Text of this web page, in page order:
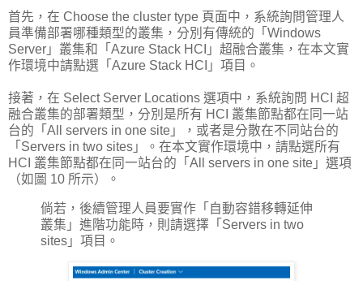
首先，在 Choose the cluster type 頁面中，系統詢問管理人
員準備部署哪種類型的叢集，分別有傳統的「Windows
Server」叢集和「Azure Stack HCI」超融合叢集，在本文實
作環境中請點選「Azure Stack HCI」項目。
接著，在 Select Server Locations 選項中，系統詢問 HCI 超
融合叢集的部署類型，分別是所有 HCI 叢集節點都在同一站
台的「All servers in one site」，或者是分散在不同站台的
「Servers in two sites」。在本文實作環境中，請點選所有
HCI 叢集節點都在同一站台的「All servers in one site」選項
（如圖 10 所示）。
倘若，後續管理人員要實作「自動容錯移轉延伸
叢集」進階功能時，則請選擇「Servers in two
sites」項目。